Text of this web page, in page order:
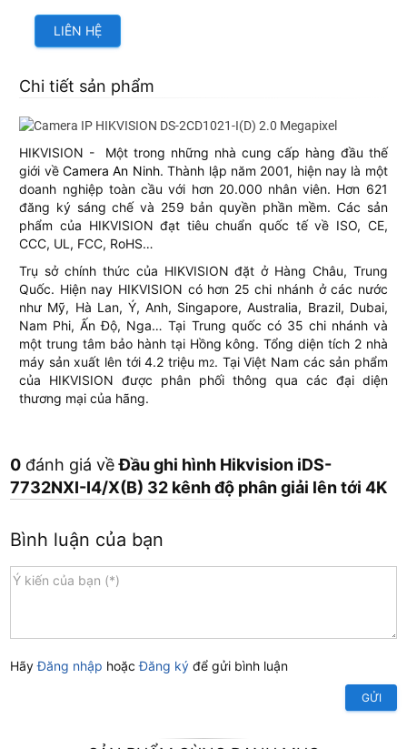
LIÊN HỆ
Chi tiết sản phẩm
HIKVISION - Một trong những nhà cung cấp hàng đầu thế
giới vềCamera An Ninh. Thành lập năm 2001, hiện nay là một
doanh nghiệp toàn cầu với hơn 20.000 nhân viên. Hơn 621
đăng ký sáng chế và 259 bản quyền phần mềm. Các sản
phẩm của HIKVISION đạt tiêu chuẩn quốc tế về ISO, CE,
CCC, UL, FCC, RoHS…
Trụ sở chính thức của HIKVISION đặt ở Hàng Châu, Trung
Quốc. Hiện nay HIKVISION có hơn 25 chi nhánh ở các nước
như Mỹ, Hà Lan, Ý, Anh, Singapore, Australia, Brazil, Dubai,
Nam Phi, Ấn Độ, Nga… Tại Trung quốc có 35 chi nhánh và
một trung tâm bảo hành tại Hồng kông. Tổng diện tích 2 nhà
máy sản xuất lên tới 4.2 triệu m2. Tại Việt Nam các sản phẩm
của HIKVISION được phân phối thông qua các đại diện
thương mại của hãng.
0 đánh giá vềĐầu ghi hình Hikvision iDS-
7732NXI-I4/X(B) 32 kênh độ phân giải lên tới 4K
Bình luận của bạn
HãyĐăng nhập hoặcĐăng ký để gửi bình luận
GỬI